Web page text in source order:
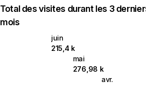
Total des visites durant les 3
mois
juin
215,4 k
mai
276,98 k
avr.